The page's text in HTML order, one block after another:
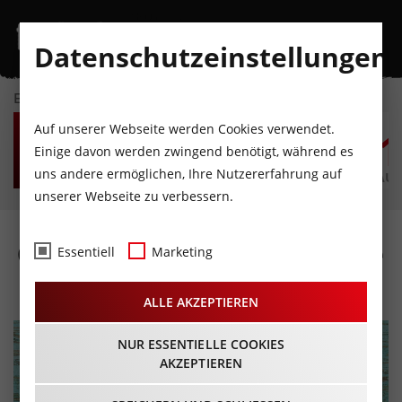
EVENTKALENDER
FR
7
AUGUST
SA
8
AUGUST
SO
9
AUGUST
MO
10
AUGUST
DI
11
AUGUST
Country-Schiff / Linedance
14.10.2023 - Beginn 18:30 Uhr
Datenschutzeinstellungen
Auf unserer Webseite werden Cookies verwendet.
Einige davon werden zwingend benötigt, während es
uns andere ermöglichen, Ihre Nutzererfahrung auf
unserer Webseite zu verbessern.
Essentiell Marketing
ALLE AKZEPTIEREN
NUR ESSENTIELLE COOKIES
AKZEPTIEREN